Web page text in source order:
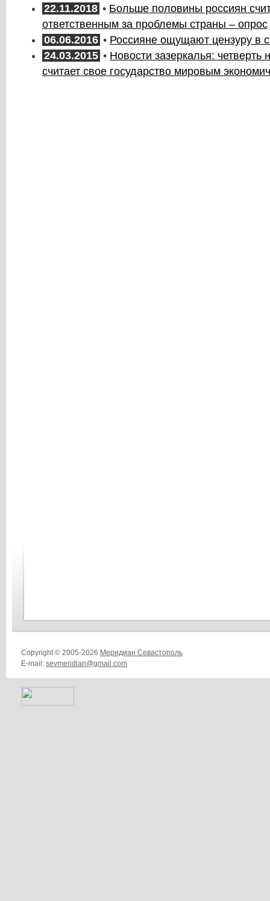
22.11.2018 • Больше половины россиян
ответственным за проблемы страны – опрос
06.06.2016 • Россияне ощущают цензуру в
24.03.2015 • Новости зазеркалья: четверть
считает свое государство мировым
Copyright © 2005-2026 Меридиан Севастополь
E-mail: sevmeridian@gmail.com